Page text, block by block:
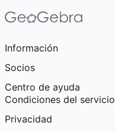
Información
Socios
Centro de ayuda
Condiciones del servicio
Privacidad